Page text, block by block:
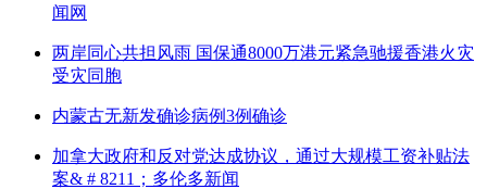
闻网
两岸同心共担风雨 国保通8000万港元紧急驰援香港火灾
受灾同胞
内蒙古无新发确诊病例3例确诊
加拿大政府和反对党达成协议，通过大规模工资补贴法
案& # 8211；多伦多新闻